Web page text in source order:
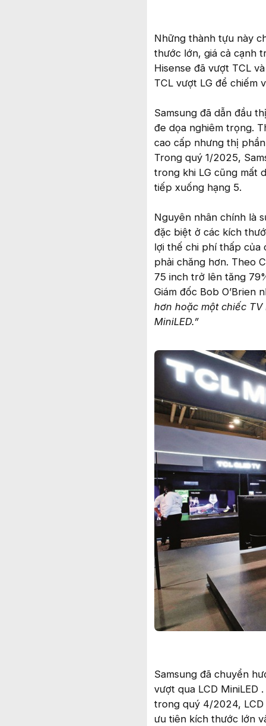
Những thành tựu này
thước lớn, giá cả cạnh
Hisense đã vượt TCL
TCL vượt LG để chiếm
Samsung đã dẫn đầu
đe dọa nghiêm trọng.
cao cấp nhưng thị
Trong quý 1/2025,
trong khi LG cũng mất
tiếp xuống hạng 5.
Nguyên nhân chính là
đặc biệt ở các kích
lợi thế chi phí thấp của
phải chăng hơn. Theo
75 inch trở lên tăng
Giám đốc Bob O’Brien
hơn hoặc một chiếc TV
MiniLED.”
Samsung đã chuyển
vượt qua LCD MiniLED
trong quý 4/2024, LCD
ưu tiên kích thước lớn